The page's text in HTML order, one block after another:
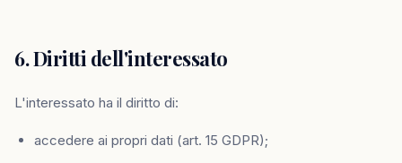
6. Diritti dell'interessato
L'interessato ha il diritto di:
accedere ai propri dati (art. 15 GDPR);